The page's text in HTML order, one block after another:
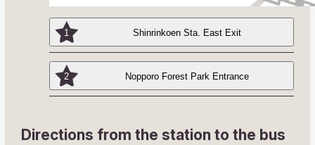
1 Shinrinkoen Sta. East Exit
2 Nopporo Forest Park Entrance
Directions from the station to the bus